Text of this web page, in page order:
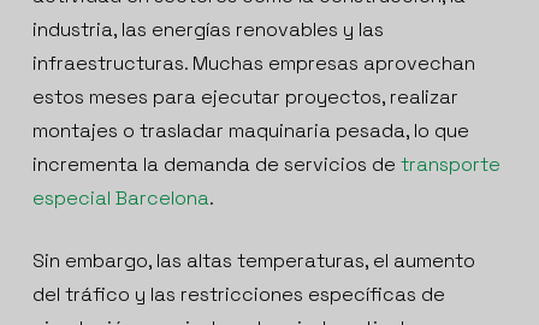
industria, las energías renovables y las
infraestructuras. Muchas empresas aprovechan
estos meses para ejecutar proyectos, realizar
montajes o trasladar maquinaria pesada, lo que
incrementa la demanda de servicios de transporte
especial Barcelona.
Sin embargo, las altas temperaturas, el aumento
del tráfico y las restricciones específicas de